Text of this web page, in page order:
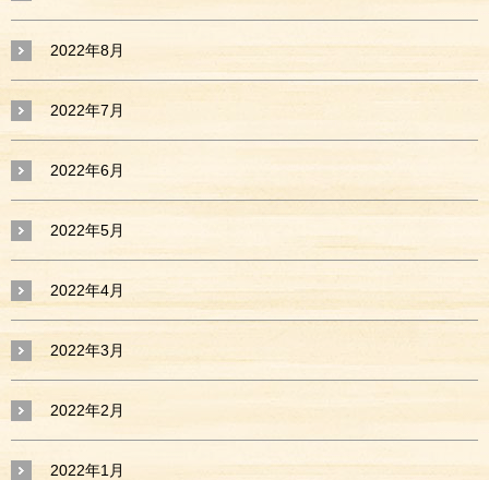
2022年8月
2022年7月
2022年6月
2022年5月
2022年4月
2022年3月
2022年2月
2022年1月